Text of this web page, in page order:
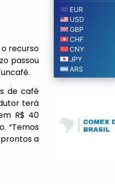
recurso
passou
de café
terá
R$ 40
“Temos
a